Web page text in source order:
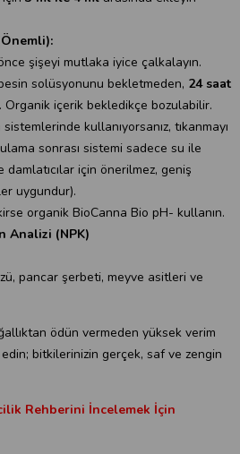
şişeyi mutlaka iyice çalkalayın.
besin solüsyonunu bekletmeden, 24 saat
Organik içerik bekledikçe bozulabilir.
kullanıyorsanız, tıkanmayı
sonrası sistemi sadece su ile
damlatıcılar için önerilmez, geniş
uygundur).
organik BioCanna Bio pH- kullanın.
Analizi (NPK)
pancar şerbeti, meyve asitleri ve
ödün vermeden yüksek verim
bitkilerinizin gerçek, saf ve zengin
Rehberini İncelemek İçin